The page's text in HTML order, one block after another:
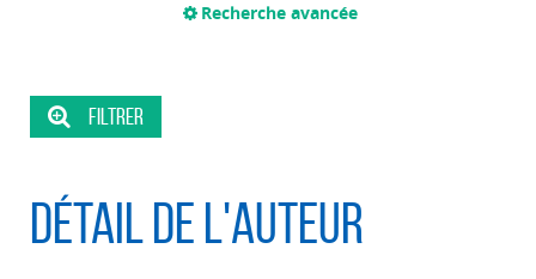
Recherche avancée
Détail de l'auteur